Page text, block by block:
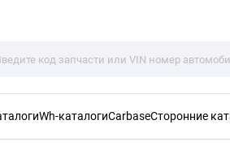
Wh-каталогиCarbaseСторонние